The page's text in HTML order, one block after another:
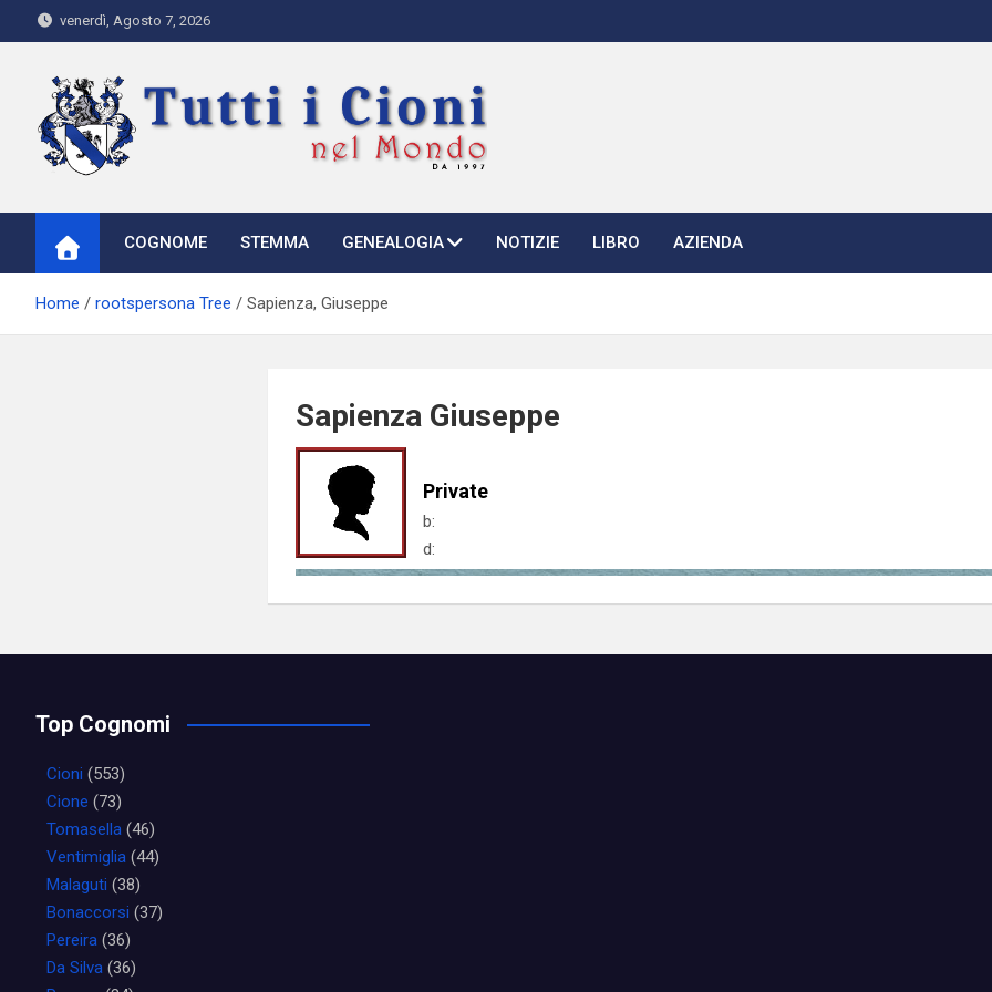
to
venerdì, Agosto 7, 2026
Tutti i Cioni nel Mondo
COGNOME STEMMA GENEALOGIA NOTIZIE LIBRO AZIENDA
Home rootspersona Tree Sapienza, Giuseppe
Sapienza Giuseppe
Private
b:
d:
Top Cognomi
Cioni (553)
Cione (73)
Tomasella (46)
Ventimiglia (44)
Malaguti (38)
Bonaccorsi (37)
Pereira (36)
Da Silva (36)